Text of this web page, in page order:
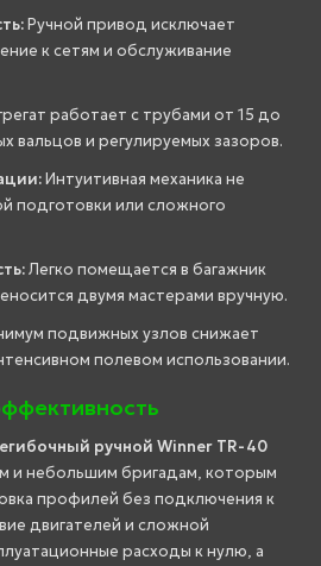
Ручной привод исключает
к сетям и обслуживание
работает с трубами от 15 до
вальцов и регулируемых зазоров.
Интуитивная механика не
подготовки или сложного
Легко помещается в багажник
двумя мастерами вручную.
подвижных узлов снижает
полевом использовании.
ручной Winner TR-40
и небольшим бригадам, которым
профилей без подключения к
двигателей и сложной
расходы к нулю, а